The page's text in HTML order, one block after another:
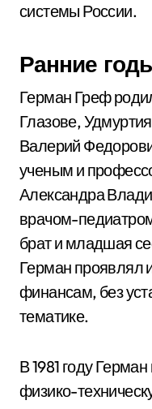
системы России.
Ранние
Герман Греф
Глазове,
Валерий
ученым и
Александра
врачом-
брат и младшая
Герман проявлял
финансам, без
тематике.
В 1981 году
физико-